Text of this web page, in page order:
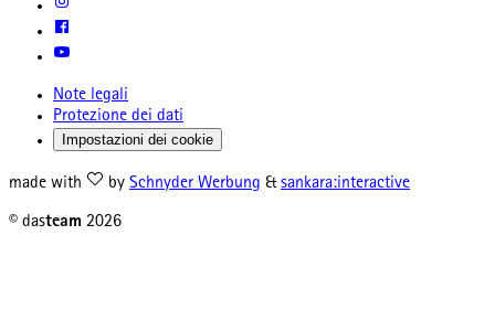
Note legali
Protezione dei dati
Impostazioni dei cookie
made with by Schnyder Werbung & sankara:interactive
© dasteam 2026